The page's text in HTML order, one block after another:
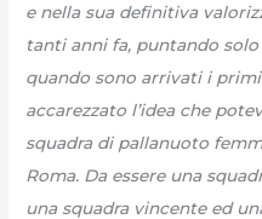
e nella sua definitiva
tanti anni fa, puntando
quando sono arrivati i
accarezzato l’idea che
squadra di pallanuoto
Roma. Da essere una
una squadra vincente ed